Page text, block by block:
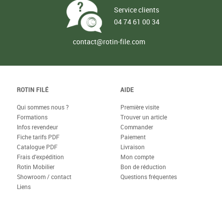
Service clients
04 74 61 00 34
contact@rotin-file.com
ROTIN FILÉ
Qui sommes nous ?
Formations
Infos revendeur
Fiche tarifs PDF
Catalogue PDF
Frais d'expédition
Rotin Mobilier
Showroom / contact
Liens
AIDE
Première visite
Trouver un article
Commander
Paiement
Livraison
Mon compte
Bon de réduction
Questions fréquentes